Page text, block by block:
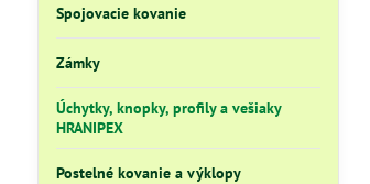
Spojovacie kovanie
Zámky
Úchytky, knopky, profily a vešiaky
HRANIPEX
Postelné kovanie a výklopy